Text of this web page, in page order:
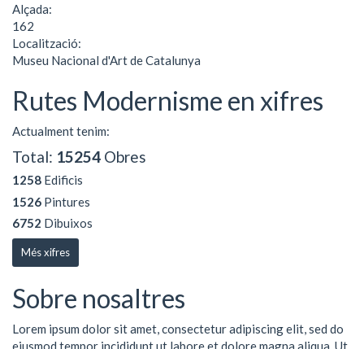
Alçada:
162
Localització:
Museu Nacional d'Art de Catalunya
Rutes Modernisme en xifres
Actualment tenim:
Total: 15254 Obres
1258 Edificis
1526 Pintures
6752 Dibuixos
Més xifres
Sobre nosaltres
Lorem ipsum dolor sit amet, consectetur adipiscing elit, sed do
eiusmod tempor incididunt ut labore et dolore magna aliqua. Ut